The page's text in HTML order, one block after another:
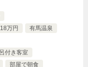
万円
有馬温泉
付き客室
部屋で朝食